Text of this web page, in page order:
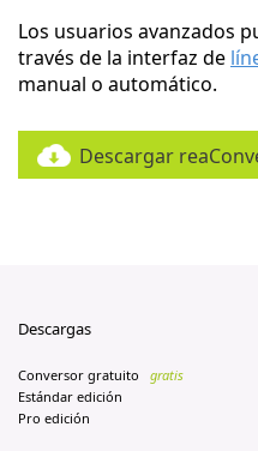
Los usuarios avanzados
través de la interfaz de
manual o automático.
Descargar
Descargas
Conversor gratuito
gratis
Estándar edición
Pro edición